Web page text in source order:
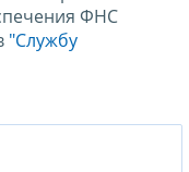
ФНС
"Службу